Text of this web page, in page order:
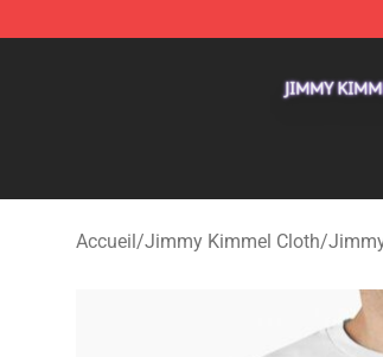
Accueil/Jimmy Kimmel Cloth/